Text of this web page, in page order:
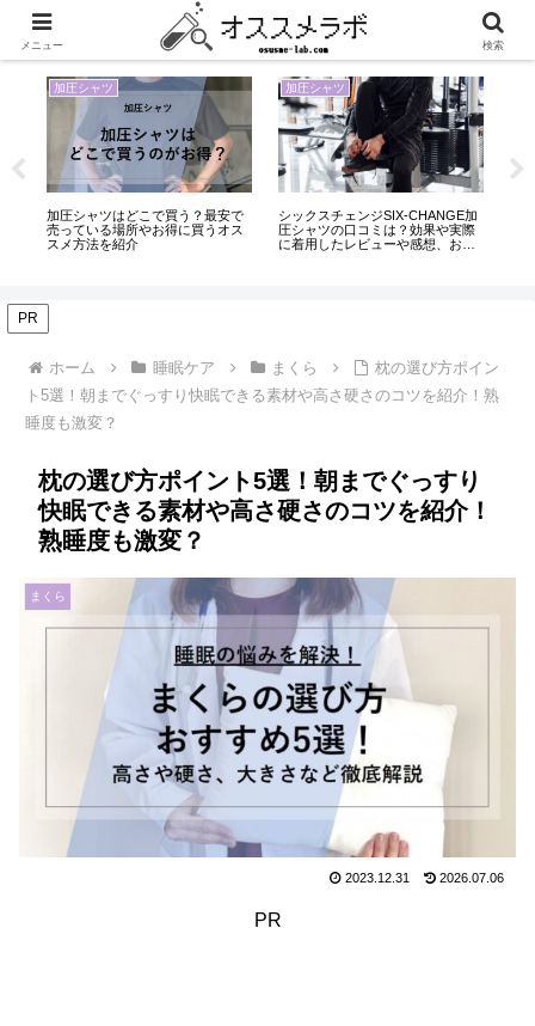
くらしとモノのおすすめ紹介メディア
加圧シャツ
シックスチェンジSIX-CHANGE加
圧シャツの口コミは？効果や実際
に着用したレビューや感想、おす
加圧シャツ
マッスルプレス(MUSCLE PRESS)
加圧シャツの口コミや効果は？特
徴やスタッフが実際に着たレビュ
加圧シャ
加圧シャ
すめ商品
PR
ホーム 睡眠ケア まくら
枕の選び方ポイン
ト5選！朝までぐっすり快眠できる素材や高さ硬さのコツを紹介！熟
睡度も激変？
枕の選び方ポイント5選！朝までぐっすり
快眠できる素材や高さ硬さのコツを紹介！
熟睡度も激変？
まくら
2023.12.31 2026.07.06
PR
メニュー 検索